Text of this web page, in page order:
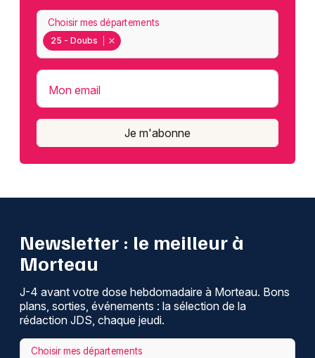
25 - Doubs
Choisir mes départements
Mon email
Je m'abonne
Newsletter : le meilleur à
Morteau
J-4 avant votre dose hebdomadaire à Morteau. Bons
plans, sorties, événements : la sélection de la
rédaction JDS, chaque jeudi.
Choisir mes départements